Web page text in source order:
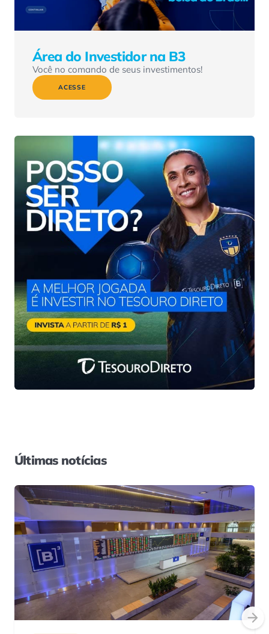
Área do Investidor na B3
Você no comando de seus investimentos!
ACESSE
Últimas notícias